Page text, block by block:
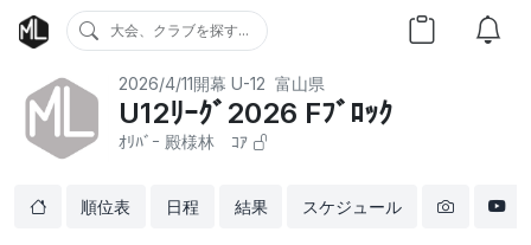
大会、クラブを探す...
2026/4/11開幕 U-12 富山県
U12ﾘｰｸﾞ2026 Fﾌﾞﾛｯｸ
ｵﾘﾊﾞｰ 殿様林 ｺｱ
順位表 日程 結果 スケジュール